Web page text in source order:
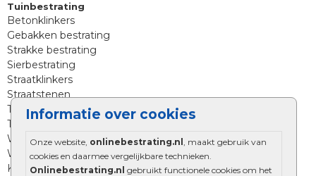
Informatie over cookies
Onze website, onlinebestrating.nl , maakt gebruik van
cookies en daarmee vergelijkbare technieken.
Onlinebestrating.nl gebruikt functionele cookies om het
Tuinbestrating
Betonklinkers
Gebakken bestrating
Strakke bestrating
Sierbestrating
Straatklinkers
Straatstenen
Trommelstenen
Tuinstenen
Waalformaat
Wildverband bestrating
Kingstones